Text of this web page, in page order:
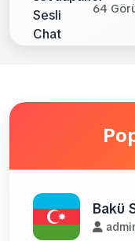
64
Bakü